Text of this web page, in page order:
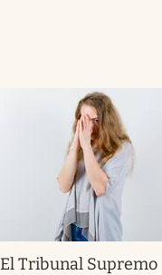
El Tribunal Supremo